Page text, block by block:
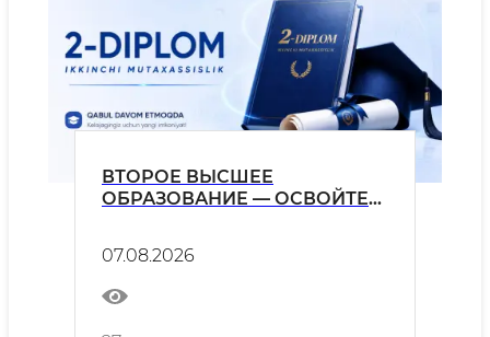
ВТОРОЕ ВЫСШЕЕ
ОБРАЗОВАНИЕ — ОСВОЙТЕ
07.08.2026